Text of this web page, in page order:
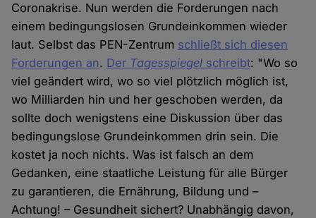
Coronakrise. Nun werden die Forderungen nach
einem bedingungslosen Grundeinkommen wieder
laut. Selbst das PEN-Zentrum schließt sich diesen
Forderungen an. Der Tagesspiegel schreibt: "Wo so
viel geändert wird, wo so viel plötzlich möglich ist,
wo Milliarden hin und her geschoben werden, da
sollte doch wenigstens eine Diskussion über das
bedingungslose Grundeinkommen drin sein. Die
kostet ja noch nichts. Was ist falsch an dem
Gedanken, eine staatliche Leistung für alle Bürger
zu garantieren, die Ernährung, Bildung und –
Achtung! – Gesundheit sichert? Unabhängig davon,